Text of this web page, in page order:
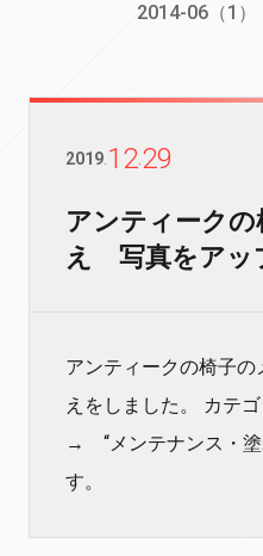
2014-06（1）
2019 1229
アンティーク
え 写真をアッ
アンティークの椅子
えをしました。 カテ
→ “メンテナンス・
す。